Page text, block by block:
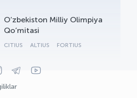
O‘zbekiston Milliy Olimpiya
Qo‘mitasi
CITIUS ALTIUS FORTIUS
yordamchi